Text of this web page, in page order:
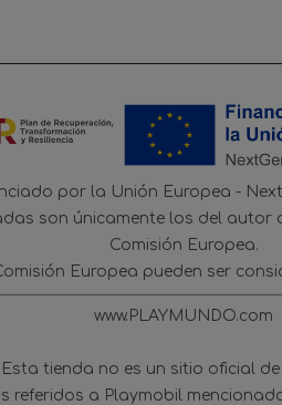
por la Unión Europea -
son únicamente los del
Comisión Europea.
Europea pueden ser
www.PLAYMUNDO.com
Esta tienda no es un sitio oficial
referidos a Playmobil